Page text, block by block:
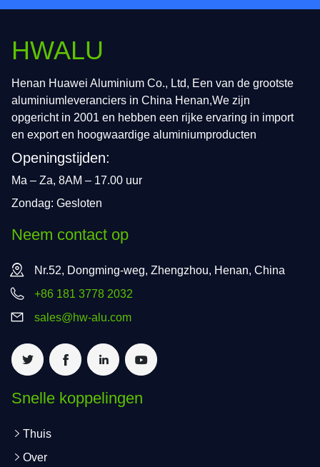
HWALU
Henan Huawei Aluminium Co., Ltd, Een van de grootste
aluminiumleveranciers in China Henan,We zijn
opgericht in 2001 en hebben een rijke ervaring in import
en export en hoogwaardige aluminiumproducten
Openingstijden:
Ma – Za, 8AM – 17.00 uur
Zondag: Gesloten
Neem contact op
Nr.52, Dongming-weg, Zhengzhou, Henan, China
+86 181 3778 2032
sales@hw-alu.com
Snelle koppelingen
Thuis
Over